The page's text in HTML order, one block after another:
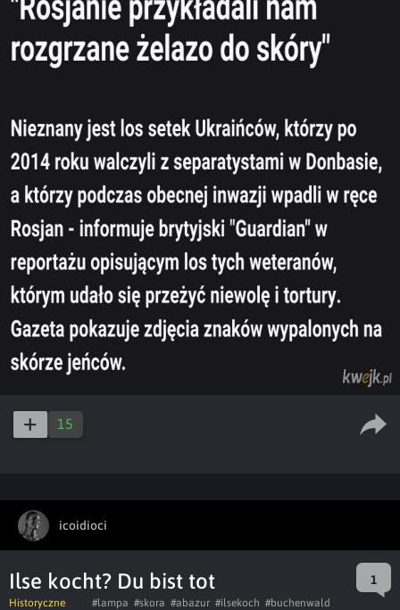
15
icoidioci
Ilse kocht? Du bist tot 1
Historyczne #lampa #skora #abazur #ilsekoch #buchenwald